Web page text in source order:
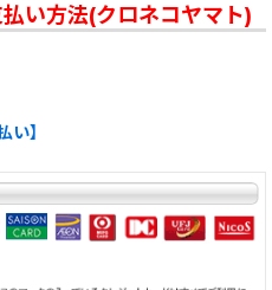
い方法(クロネコヤマト)
】